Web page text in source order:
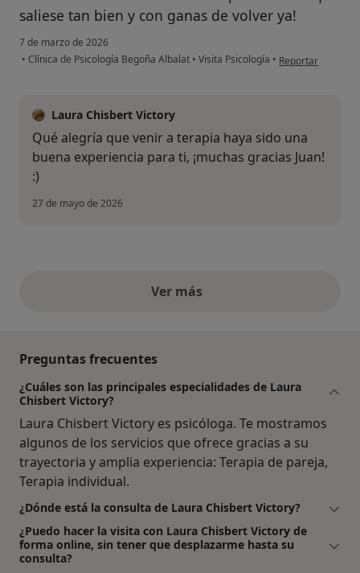
saliese tan bien y con ganas de volver ya!
7 de marzo de 2026
• Clínica de Psicología Begoña Albalat • Visita Psicología • en opinión del
Reportar
Laura Chisbert Victory
Qué alegría que venir a terapia haya sido una
buena experiencia para ti, ¡muchas gracias Juan!
:)
27 de mayo de 2026
Ver másopiniones anteriores
Preguntas frecuentes
¿Cuáles son las principales especialidades de Laura
Chisbert Victory?
Laura Chisbert Victory es psicóloga. Te mostramos
algunos de los servicios que ofrece gracias a su
trayectoria y amplia experiencia: Terapia de pareja,
Terapia individual.
¿Dónde está la consulta de Laura Chisbert Victory?
¿Puedo hacer la visita con Laura Chisbert Victory de
forma online, sin tener que desplazarme hasta su
consulta?